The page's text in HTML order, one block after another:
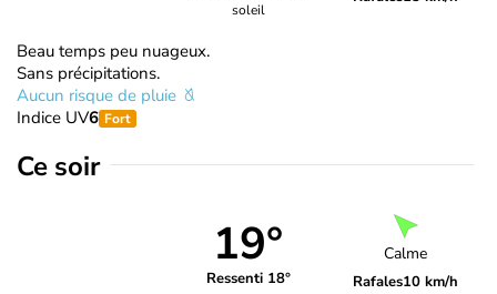
soleil
Beau temps peu nuageux.
Sans précipitations.
Aucun risque de pluie
Indice UV6 Fort
Ce soir
19°
Ressenti 18°
Calme
Rafales10 km/h